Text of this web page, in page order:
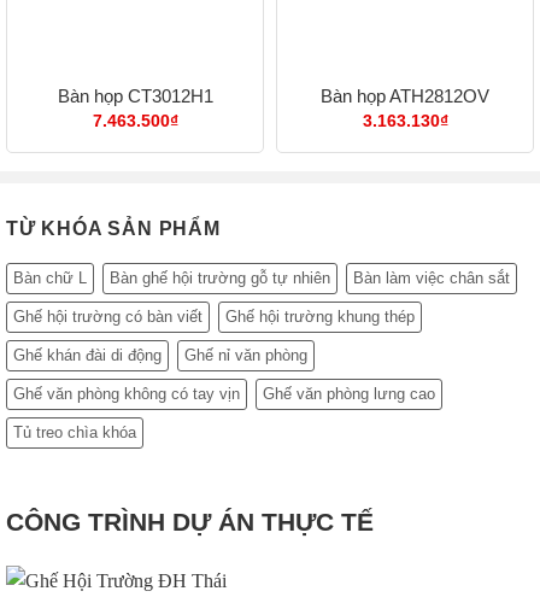
Bàn họp CT3012H1
7.463.500₫
Bàn họp ATH2812OV
3.163.130₫
TỪ KHÓA SẢN PHẨM
Bàn chữ L Bàn ghế hội trường gỗ tự nhiên Bàn làm việc chân sắt
Ghế hội trường có bàn viết Ghế hội trường khung thép
Ghế khán đài di động Ghế nỉ văn phòng
Ghế văn phòng không có tay vịn Ghế văn phòng lưng cao
Tủ treo chìa khóa
CÔNG TRÌNH DỰ ÁN THỰC TẾ